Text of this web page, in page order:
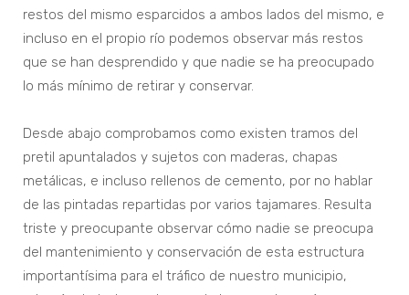
restos del mismo esparcidos a ambos lados del mismo, e
incluso en el propio río podemos observar más restos
que se han desprendido y que nadie se ha preocupado
lo más mínimo de retirar y conservar.
Desde abajo comprobamos como existen tramos del
pretil apuntalados y sujetos con maderas, chapas
metálicas, e incluso rellenos de cemento, por no hablar
de las pintadas repartidas por varios tajamares. Resulta
triste y preocupante observar cómo nadie se preocupa
del mantenimiento y conservación de esta estructura
importantísima para el tráfico de nuestro municipio,